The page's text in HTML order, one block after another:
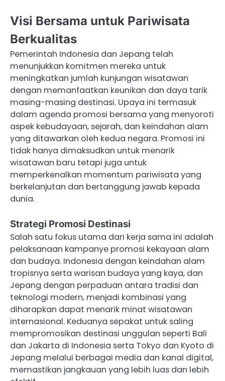
Visi Bersama untuk Pariwisata
Berkualitas
Pemerintah Indonesia dan Jepang telah
menunjukkan komitmen mereka untuk
meningkatkan jumlah kunjungan wisatawan
dengan memanfaatkan keunikan dan daya tarik
masing-masing destinasi. Upaya ini termasuk
dalam agenda promosi bersama yang menyoroti
aspek kebudayaan, sejarah, dan keindahan alam
yang ditawarkan oleh kedua negara. Promosi ini
tidak hanya dimaksudkan untuk menarik
wisatawan baru tetapi juga untuk
memperkenalkan momentum pariwisata yang
berkelanjutan dan bertanggung jawab kepada
dunia.
Strategi Promosi Destinasi
Salah satu fokus utama dari kerja sama ini adalah
pelaksanaan kampanye promosi kekayaan alam
dan budaya. Indonesia dengan keindahan alam
tropisnya serta warisan budaya yang kaya, dan
Jepang dengan perpaduan antara tradisi dan
teknologi modern, menjadi kombinasi yang
diharapkan dapat menarik minat wisatawan
internasional. Keduanya sepakat untuk saling
mempromosikan destinasi unggulan seperti Bali
dan Jakarta di Indonesia serta Tokyo dan Kyoto di
Jepang melalui berbagai media dan kanal digital,
memastikan jangkauan yang lebih luas dan lebih